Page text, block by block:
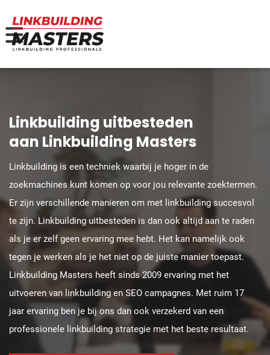
Linkbuilding uitbesteden
aan Linkbuilding Masters
Linkbuilding is een techniek waarbij je hoger in de
zoekmachines kunt komen op voor jou relevante zoektermen.
Er zijn verschillende manieren om met linkbuilding succesvol
te zijn. Linkbuilding uitbesteden is dan ook altijd aan te raden
als je er zelf geen ervaring mee hebt. Het kan namelijk ook
tegen je werken als je het niet op de juiste manier toepast.
Linkbuilding Masters heeft sinds 2009 ervaring met het
uitvoeren van linkbuilding en SEO campagnes. Met ruim 17
jaar ervaring ben je bij ons dan ook verzekerd van een
professionele linkbuilding strategie met het beste resultaat.